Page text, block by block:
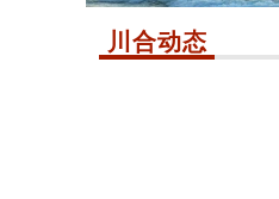
川合动态